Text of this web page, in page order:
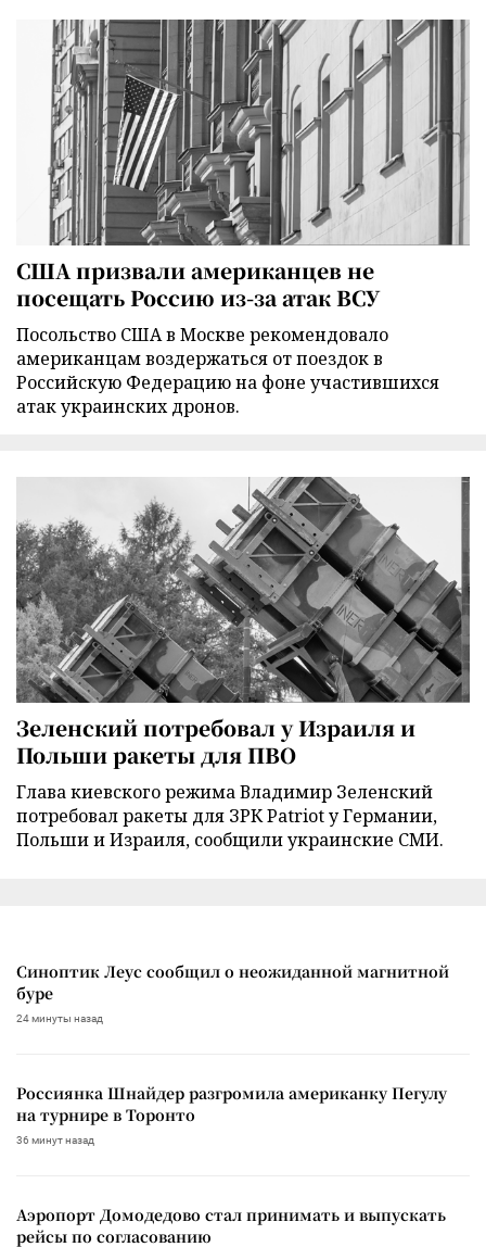
США призвали американцев не
посещать Россию из-за атак ВСУ
Посольство США в Москве рекомендовало
американцам воздержаться от поездок в
Российскую Федерацию на фоне участившихся
атак украинских дронов.
Зеленский потребовал у Израиля и
Польши ракеты для ПВО
Глава киевского режима Владимир Зеленский
потребовал ракеты для ЗРК Patriot у Германии,
Польши и Израиля, сообщили украинские СМИ.
Синоптик Леус сообщил о неожиданной магнитной
буре
24 минуты назад
Россиянка Шнайдер разгромила американку Пегулу
на турнире в Торонто
36 минут назад
Аэропорт Домодедово стал принимать и выпускать
рейсы по согласованию